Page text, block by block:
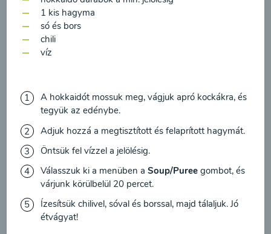
00:20 Megtekintése
Cékla leves
paradicsommal és
sárgarépával
1 kis hagyma
só és bors
chili
víz
A hokkaidót mossuk meg, vágjuk apró kockákra, és
tegyük az edénybe.
Adjuk hozzá a megtisztított és felaprított hagymát.
Öntsük fel vízzel a jelölésig.
Válasszuk ki a menüben aSoup/Pureegombot, és
várjunk körülbelül 20 percet.
Ízesítsük chilivel, sóval és borssal, majd tálaljuk. Jó
étvágyat!
megerősítem, hogy elolvastam
irányelveket